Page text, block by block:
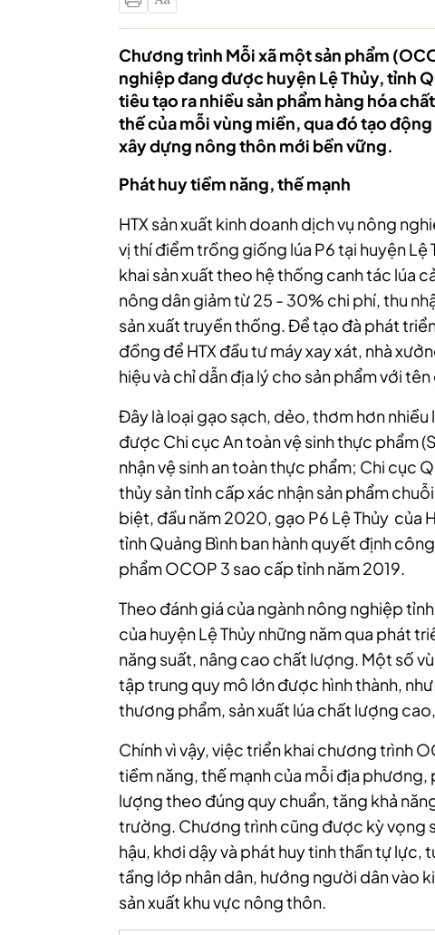
Chương trình Mỗi xã một sản phẩm
nghiệp đang được huyện Lệ Thủy, tỉnh
tiêu tạo ra nhiều sản phẩm hàng hóa
thế của mỗi vùng miền, qua đó tạo
xây dựng nông thôn mới bền vững.
Phát huy tiềm năng, thế mạnh
HTX sản xuất kinh doanh dịch vụ nông
vị thí điểm trồng giống lúa P6 tại huyện Lệ
khai sản xuất theo hệ thống canh tác lúa
nông dân giảm từ 25 - 30% chi phí, thu
sản xuất truyền thống. Để tạo đà phát
đồng để HTX đầu tư máy xay xát, nhà
hiệu và chỉ dẫn địa lý cho sản phẩm với
Đây là loại gạo sạch, dẻo, thơm hơn
được Chi cục An toàn vệ sinh thực phẩm
nhận vệ sinh an toàn thực phẩm; Chi cục
thủy sản tỉnh cấp xác nhận sản phẩm
biệt, đầu năm 2020, gạo P6 Lệ Thủy của
tỉnh Quảng Bình ban hành quyết định
phẩm OCOP 3 sao cấp tỉnh năm 2019.
Theo đánh giá của ngành nông nghiệp
của huyện Lệ Thủy những năm qua phát
năng suất, nâng cao chất lượng. Một số
tập trung quy mô lớn được hình thành,
thương phẩm, sản xuất lúa chất lượng
Chính vì vậy, việc triển khai chương trình
tiềm năng, thế mạnh của mỗi địa
lượng theo đúng quy chuẩn, tăng khả
trường. Chương trình cũng được kỳ vọng
hậu, khơi dậy và phát huy tinh thần tự
tầng lớp nhân dân, hướng người dân vào
sản xuất khu vực nông thôn.